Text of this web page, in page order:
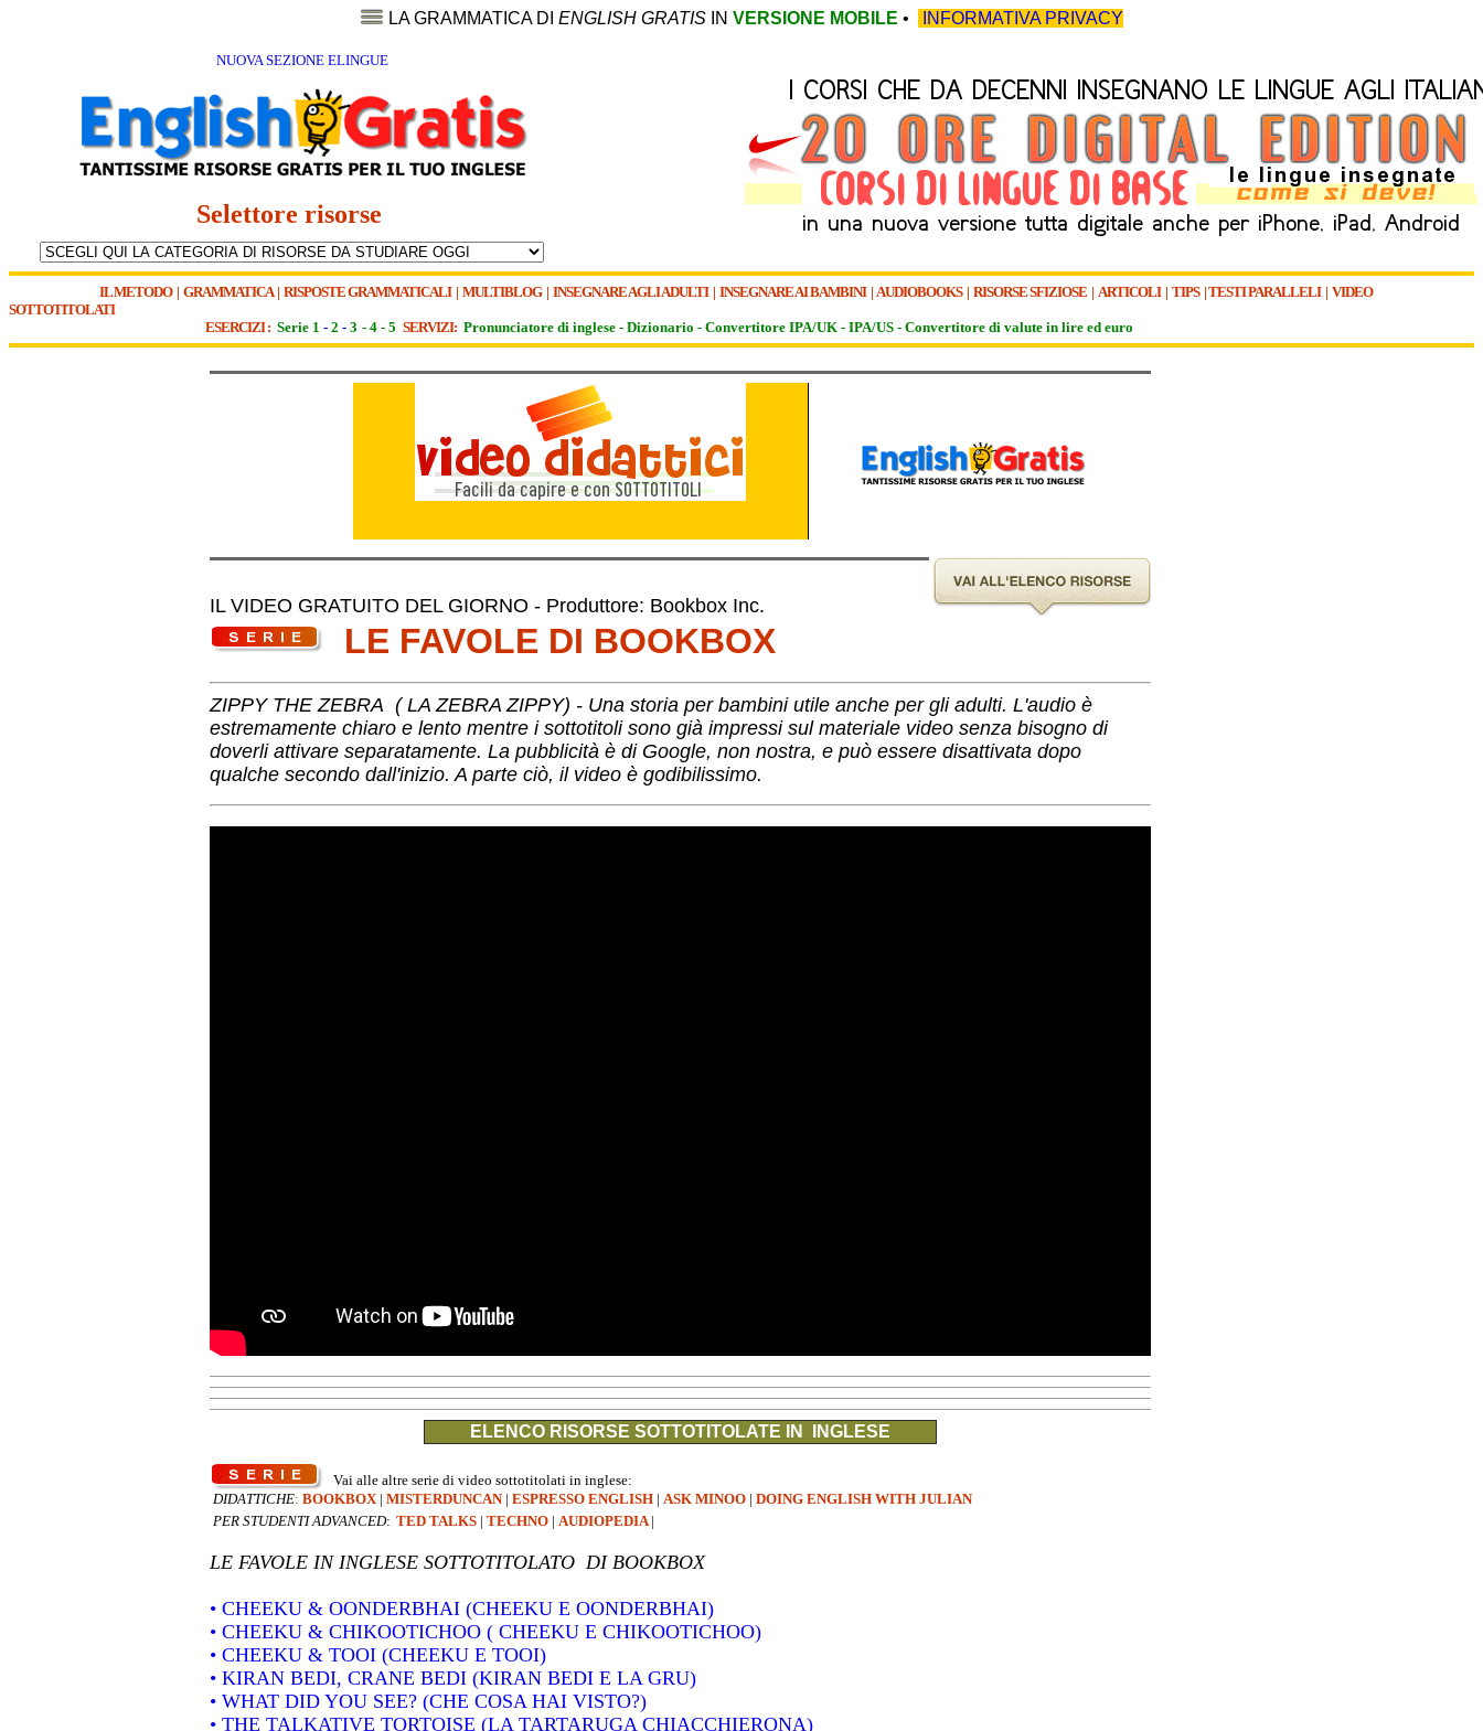
LA GRAMMATICA DI ENGLISH GRATIS IN VERSIONE MOBILE • INFORMATIVA PRIVACY
NUOVA SEZIONE ELINGUE
Selettore risorse
IL METODO| GRAMMATICA| RISPOSTE GRAMMATICALI| MULTIBLOG| INSEGNARE AGLI ADULTI | INSEGNARE AI BAMBINI| AUDIOBOOKS| RISORSE SFIZIOSE | ARTICOLI| TIPS|TESTI PARALLELI| VIDEO
SOTTOTITOLATI
ESERCIZI : Serie 1 - 2 - 3 - 4 - 5 SERVIZI: Pronunciatore di inglese - Dizionario - Convertitore IPA/UK - IPA/US - Convertitore di valute in lire ed euro
IL VIDEO GRATUITO DEL GIORNO - Produttore: Bookbox Inc.
LE FAVOLE DI BOOKBOX
ZIPPY THE ZEBRA ( LA ZEBRA ZIPPY) - Una storia per bambini utile anche per gli adulti. L'audio è
estremamente chiaro e lento mentre i sottotitoli sono già impressi sul materiale video senza bisogno di
doverli attivare separatamente. La pubblicità è di Google, non nostra, e può essere disattivata dopo
qualche secondo dall'inizio. A parte ciò, il video è godibilissimo.
ELENCO RISORSE SOTTOTITOLATE IN INGLESE
Vai alle altre serie di video sottotitolati in inglese:
DIDATTICHE: BOOKBOX | MISTERDUNCAN | ESPRESSO ENGLISH | ASK MINOO | DOING ENGLISH WITH JULIAN
PER STUDENTI ADVANCED: TED TALKS | TECHNO | AUDIOPEDIA |
LE FAVOLE IN INGLESE SOTTOTITOLATO DI BOOKBOX
• CHEEKU & OONDERBHAI (CHEEKU E OONDERBHAI)
• CHEEKU & CHIKOOTICHOO ( CHEEKU E CHIKOOTICHOO)
• CHEEKU & TOOI (CHEEKU E TOOI)
• KIRAN BEDI, CRANE BEDI (KIRAN BEDI E LA GRU)
• WHAT DID YOU SEE? (CHE COSA HAI VISTO?)
• THE TALKATIVE TORTOISE (LA TARTARUGA CHIACCHIERONA)